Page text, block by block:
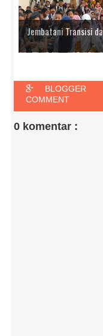
Jembatani Transisi
BLOGGER
COMMENT
0 komentar :